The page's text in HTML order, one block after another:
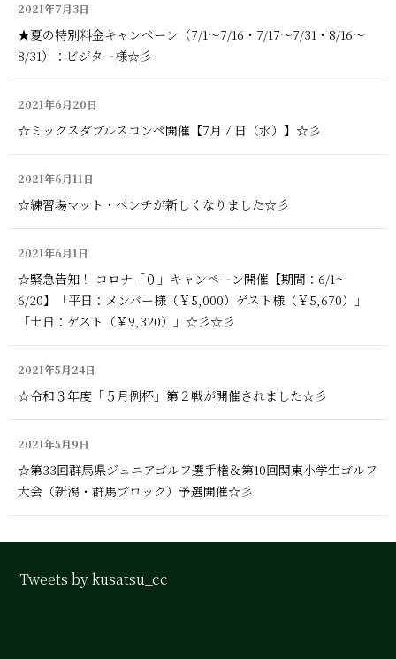
2021年7月3日
★夏の特別料金キャンペーン（7/1～7/16・7/17～7/31・8/16～
8/31）：ビジター様☆彡
2021年6月20日
☆ミックスダブルスコンペ開催【7月７日（水）】☆彡
2021年6月11日
☆練習場マット・ベンチが新しくなりました☆彡
2021年6月1日
☆緊急告知！ コロナ「０」キャンペーン開催【期間：6/1～
6/20】「平日：メンバー様（￥5,000）ゲスト様（￥5,670）」
「土日：ゲスト（￥9,320）」☆彡☆彡
2021年5月24日
☆令和３年度「５月例杯」第２戦が開催されました☆彡
2021年5月9日
☆第33回群馬県ジュニアゴルフ選手権＆第10回関東小学生ゴルフ
大会（新潟・群馬ブロック）予選開催☆彡
Tweets by kusatsu_cc